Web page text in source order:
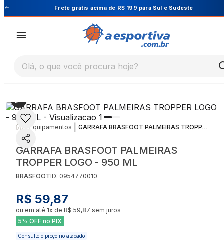
Cupom PRIMEIRA10 para 10% OFF na 1ª compra
Olá, o que você procura hoje?
Equipamentos GARRAFA BRASFOOT PALMEIRAS TROPPER LOGO - 950 ML
GARRAFA BRASFOOT PALMEIRAS
TROPPER LOGO - 950 ML
BRASFOOTID: 0954770010
R$ 59,87
ou em até 1x de R$ 59,87 sem juros
5% OFF no PIX
Consulte o preço no atacado